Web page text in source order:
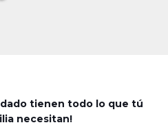
tienen todo lo que tú
necesitan!